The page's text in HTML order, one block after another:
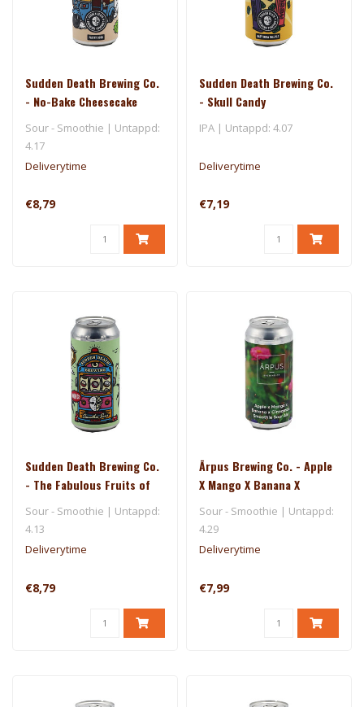
Sudden Death Brewing Co.
- No-Bake Cheesecake
Sour - Smoothie | Untappd:
4.17
Deliverytime
€8,79
Sudden Death Brewing Co.
- Skull Candy
IPA | Untappd: 4.07
Deliverytime
€7,19
Sudden Death Brewing Co.
- The Fabulous Fruits of
Doom - Doom02
Sour - Smoothie | Untappd:
4.13
Deliverytime
€8,79
Ārpus Brewing Co. - Apple
X Mango X Banana X
Cinnamon Smoothie Sour
Ale
Sour - Smoothie | Untappd:
4.29
Deliverytime
€7,99